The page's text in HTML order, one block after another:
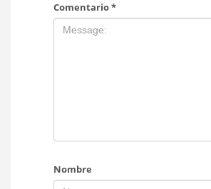
Comentario*
Nombre